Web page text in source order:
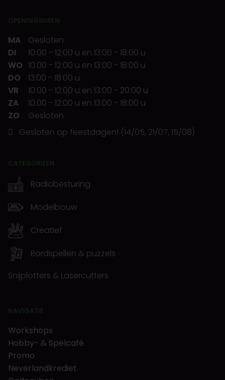
OPENINGSUREN
MA
Gesloten
DI
10:00 - 12:00 u en 13:00 - 18:00 u
WO 10:00 - 12:00 u en 13:00 - 18:00 u
DO
13:00 - 18:00 u
VR
10:00 - 12:00 u en 13:00 - 20:00 u
ZA
10:00 - 12:00 u en 13:00 - 18:00 u
ZO
Gesloten
Gesloten op feestdagen! (14/05, 21/07, 15/08)
CATEGORIEËN
Radiobesturing
Modelbouw
Creatief
Bordspellen & puzzels
Snijplotters & Lasercutters
NAVIGATIE
Workshops
Hobby- & Spelcafé
Promo
Neverlandkrediet